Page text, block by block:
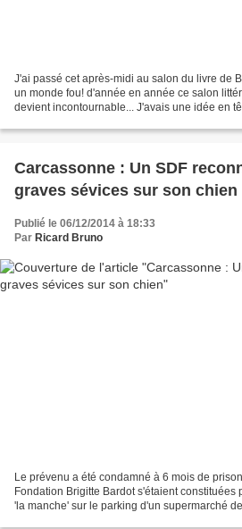
J'ai passé cet après-midi au salon du livre de
un monde fou! d'année en année ce salon
devient incontournable... J'avais une idée en
Carcassonne : Un SDF
graves sévices sur son chien
Publié le 06/12/2014 à 18:33
Par Ricard Bruno
Le prévenu a été condamné à 6 mois de
Fondation Brigitte Bardot s'étaient constituées
'la manche' sur le parking d'un supermarché